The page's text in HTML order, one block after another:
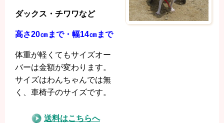
ダックス・チワワなど
高さ20㎝まで・幅14㎝まで
体重が軽くてもサイズオー
バーは金額が変わります。
サイズはわんちゃんでは無
く、車椅子のサイズです。
送料はこちらへ